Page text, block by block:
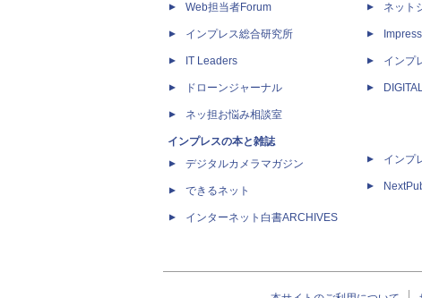
Web担当者Forum
インプレス総合研究所
IT Leaders
ドローンジャーナル
ネッ担お悩み相談室
インプレスの本と雑誌
デジタルカメラマガジン
できるネット
インターネット白書ARCHIVES
ネット
インプ
インプ